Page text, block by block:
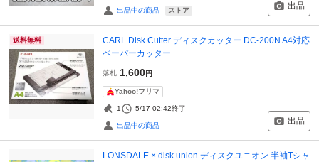
出品中の商品 ストア 出品
送料無料
CARL Disk Cutter ディスクカッター DC-200N A4対応
ペーパーカッター
落札 1,600円
Yahoo!フリマ
1 5/17 02:42終了
出品中の商品 出品
LONSDALE × disk union ディスクユニオン 半袖Tシャ